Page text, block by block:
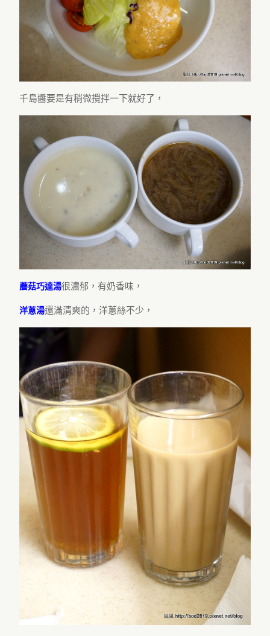
千島醬要是有稍微攪拌一下就好了，
蘑菇巧達湯很濃郁，有奶香味，
洋蔥湯還滿清爽的，洋蔥絲不少，